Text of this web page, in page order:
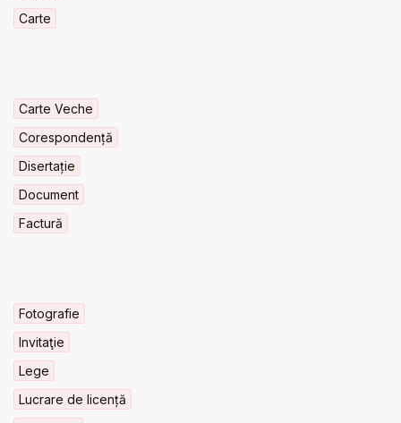
Carte
Carte Veche
Corespondență
Disertație
Document
Factură
Fotografie
Invitaţie
Lege
Lucrare de licență